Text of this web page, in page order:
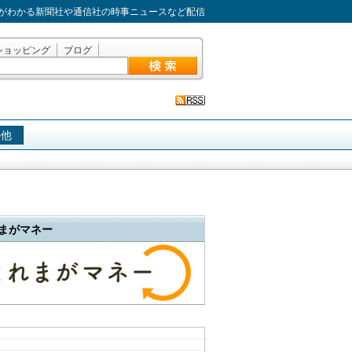
わかる新聞社や通信社の時事ニュースなど配信
ョッピング ブログ
がマネー